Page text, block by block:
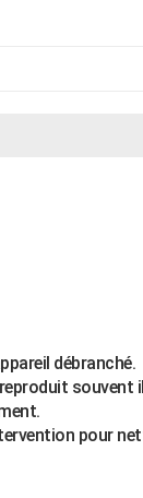
débranché.
souvent
pour